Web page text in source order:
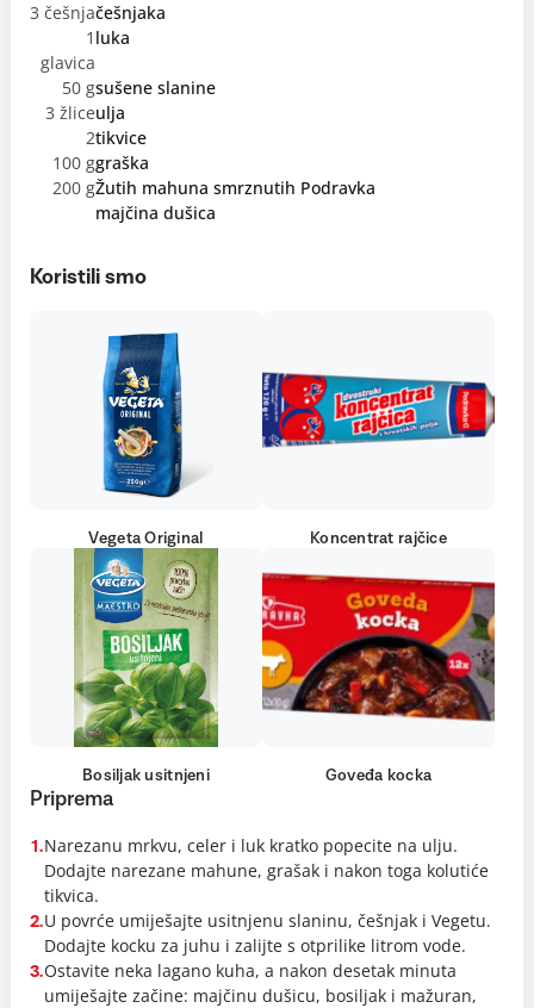
3 češnjačešnjaka
1
glavica
luka
50 gsušene slanine
3 žliceulja
2tikvice
100 ggraška
200 gŽutih mahuna smrznutih Podravka
majčina dušica
Koristili smo
Vegeta Original Koncentrat rajčice
Bosiljak usitnjeni Goveđa kocka
Priprema
1.Narezanu mrkvu, celer i luk kratko popecite na ulju.
Dodajte narezane mahune, grašak i nakon toga kolutiće
tikvica.
2.U povrće umiješajte usitnjenu slaninu, češnjak i Vegetu.
Dodajte kocku za juhu i zalijte s otprilike litrom vode.
3.Ostavite neka lagano kuha, a nakon desetak minuta
umiješajte začine: majčinu dušicu, bosiljak i mažuran,